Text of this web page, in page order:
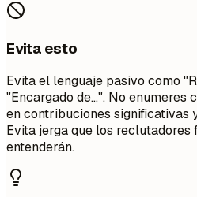
Evita esto
Evita el lenguaje pasivo como
"Encargado de...". No enumeres
en contribuciones significativas
Evita jerga que los reclutadores
entenderán.